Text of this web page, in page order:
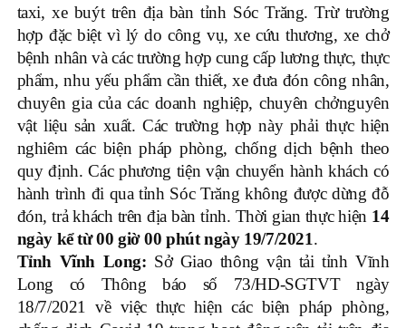
taxi, xe buýt trên địa bàn tỉnh Sóc Trăng. Trừ trường
hợp đặc biệt vì lý do công vụ, xe cứu thương, xe chở
bệnh nhân và các trường hợp cung cấp lương thực, thực
phẩm, nhu yếu phẩm cần thiết, xe đưa đón công nhân,
chuyên gia của các doanh nghiệp, chuyên chởnguyên
vật liệu sản xuất. Các trường hợp này phải thực hiện
nghiêm các biện pháp phòng, chống dịch bệnh theo
quy định. Các phương tiện vận chuyển hành khách có
hành trình đi qua tỉnh Sóc Trăng không được dừng đỗ
đón, trả khách trên địa bàn tỉnh. Thời gian thực hiện 14
ngày kể từ 00 giờ 00 phút ngày 19/7/2021.
Tỉnh Vĩnh Long: Sở Giao thông vận tải tỉnh Vĩnh
Long có Thông báo số 73/HD-SGTVT ngày
18/7/2021 về việc thực hiện các biện pháp phòng,